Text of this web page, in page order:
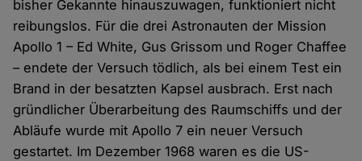
bisher Gekannte hinauszuwagen, funktioniert nicht
reibungslos. Für die drei Astronauten der Mission
Apollo 1 – Ed White, Gus Grissom und Roger Chaffee
– endete der Versuch tödlich, als bei einem Test ein
Brand in der besatzten Kapsel ausbrach. Erst nach
gründlicher Überarbeitung des Raumschiffs und der
Abläufe wurde mit Apollo 7 ein neuer Versuch
gestartet. Im Dezember 1968 waren es die US-